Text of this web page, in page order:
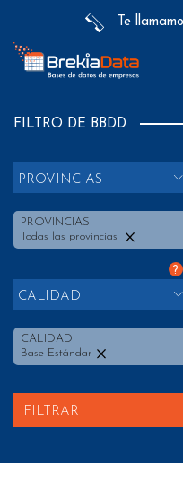
Te
FILTRO DE BBDD
PROVINCIAS
PROVINCIAS
Todas las provincias
?
CALIDAD
CALIDAD
Base Estándar
FILTRAR